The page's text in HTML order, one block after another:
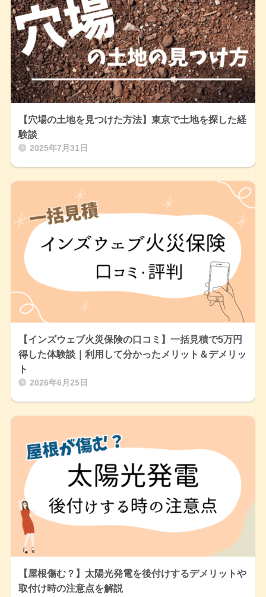
【穴場の土地を見つけた方法】東京で土地を探した経
験談
2025年7月31日
【インズウェブ火災保険の口コミ】一括見積で5万円
得した体験談｜利用して分かったメリット＆デメリッ
ト
2026年6月25日
【屋根傷む？】太陽光発電を後付けするデメリットや
取付け時の注意点を解説